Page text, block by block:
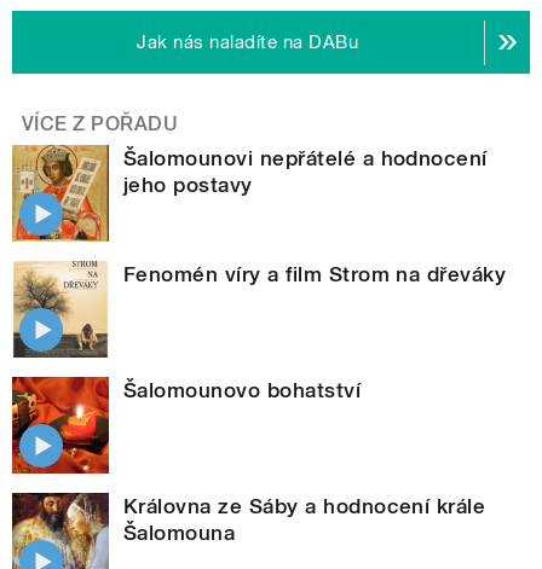
Jak nás naladíte na DABu
VÍCE Z POŘADU
Šalomounovi nepřátelé a hodnocení
jeho postavy
Fenomén víry a film Strom na dřeváky
Šalomounovo bohatství
Královna ze Sáby a hodnocení krále
Šalomouna